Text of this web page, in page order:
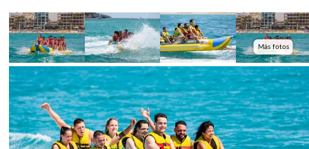
Más fotos